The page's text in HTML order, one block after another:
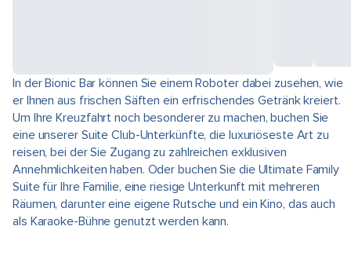
In der Bionic Bar können Sie einem Roboter dabei zusehen, wie
er Ihnen aus frischen Säften ein erfrischendes Getränk kreiert.
Um Ihre Kreuzfahrt noch besonderer zu machen, buchen Sie
eine unserer Suite Club-Unterkünfte, die luxuriöseste Art zu
reisen, bei der Sie Zugang zu zahlreichen exklusiven
Annehmlichkeiten haben. Oder buchen Sie die Ultimate Family
Suite für Ihre Familie, eine riesige Unterkunft mit mehreren
Räumen, darunter eine eigene Rutsche und ein Kino, das auch
als Karaoke-Bühne genutzt werden kann.